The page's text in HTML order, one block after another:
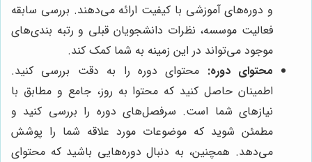
و دوره‌های آموزشی با کیفیت ارائه می‌دهند. بررسی سابقه
فعالیت موسسه، نظرات دانشجویان قبلی و رتبه بندی‌های
موجود می‌تواند در این زمینه به شما کمک کند.
محتوای دوره: محتوای دوره را به دقت بررسی کنید.
اطمینان حاصل کنید که محتوا به روز، جامع و مطابق با
نیازهای شما است. سرفصل‌های دوره را بررسی کنید و
مطمئن شوید که موضوعات مورد علاقه شما را پوشش
می‌دهد. همچنین، به دنبال دوره‌هایی باشید که محتوای